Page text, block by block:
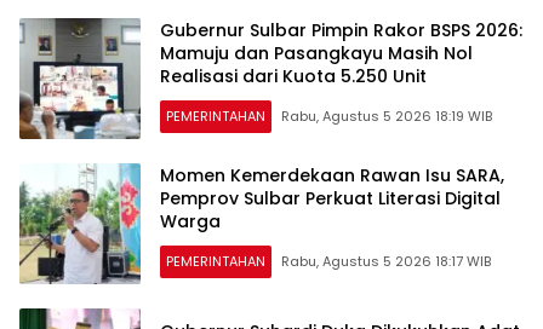
Gubernur Sulbar Pimpin Rakor BSPS 2026:
Mamuju dan Pasangkayu Masih Nol
Realisasi dari Kuota 5.250 Unit
PEMERINTAHAN Rabu, Agustus 5 2026 18:19 WIB
Momen Kemerdekaan Rawan Isu SARA,
Pemprov Sulbar Perkuat Literasi Digital
Warga
PEMERINTAHAN Rabu, Agustus 5 2026 18:17 WIB